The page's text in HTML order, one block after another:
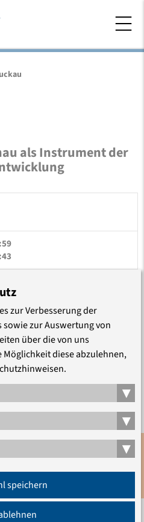
als Instrument der
Anmeldung
zur Verbesserung der
sowie zur Auswertung von
über die von uns
diese abzulehnen,
▾
▾
▾
speichern